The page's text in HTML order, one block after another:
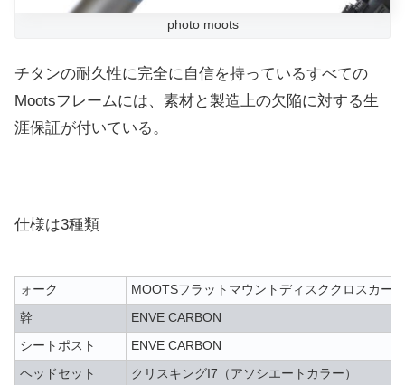
photo moots
チタンの耐久性に完全に自信を持っているすべての
Mootsフレームには、素材と製造上の欠陥に対する生
涯保証が付いている。
仕様は3種類
ォーク MOOTSフラットマウントディスククロスカー
幹 ENVE CARBON
シートポスト ENVE CARBON
ヘッドセット クリスキングI7（アソシエートカラー）